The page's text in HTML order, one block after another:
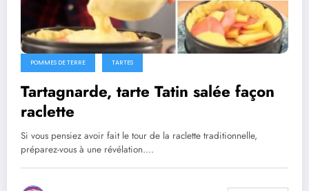
POMMES DE TERRE TARTES
Tartagnarde, tarte Tatin salée façon
raclette
Si vous pensiez avoir fait le tour de la raclette traditionnelle,
préparez-vous à une révélation.…